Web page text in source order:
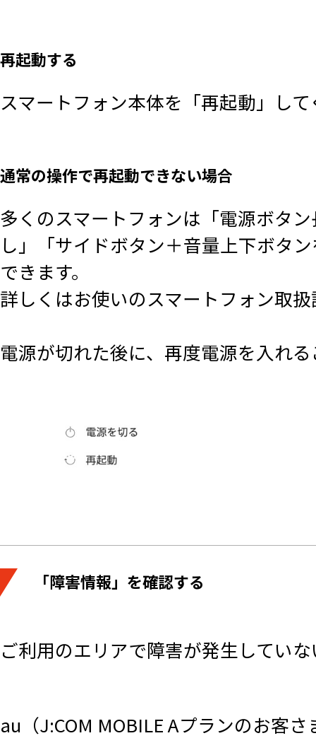
再起動する
スマートフォン本体を「再起動」し
通常の操作で再起動できない場合
多くのスマートフォンは「電源ボタ
し」「サイドボタン＋音量上下ボタ
できます。
詳しくはお使いのスマートフォン取
電源が切れた後に、再度電源を入れ
「障害情報」を確認する
ご利用のエリアで障害が発生してい
au（J:COM MOBILE Aプランのお客さ